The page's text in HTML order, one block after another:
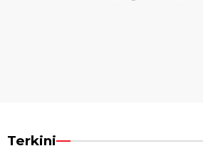
Terkini